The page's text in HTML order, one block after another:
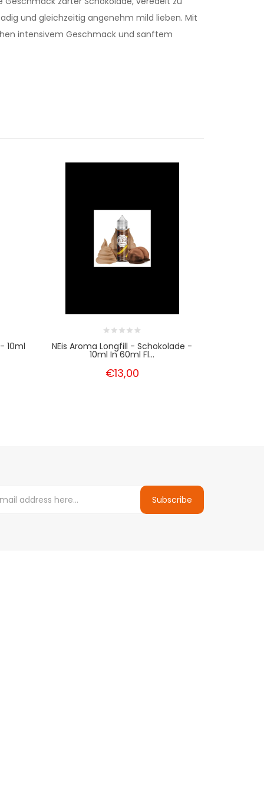
und gleichzeitig angenehm mild lieben. Mit
intensivem Geschmack und sanftem
10ml NEis Aroma Longfill - Schokolade -
10ml In 60ml Fl...
€13,00
Subscribe